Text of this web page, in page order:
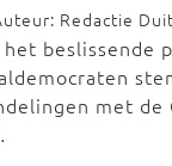
Redactie
beslissende
met de